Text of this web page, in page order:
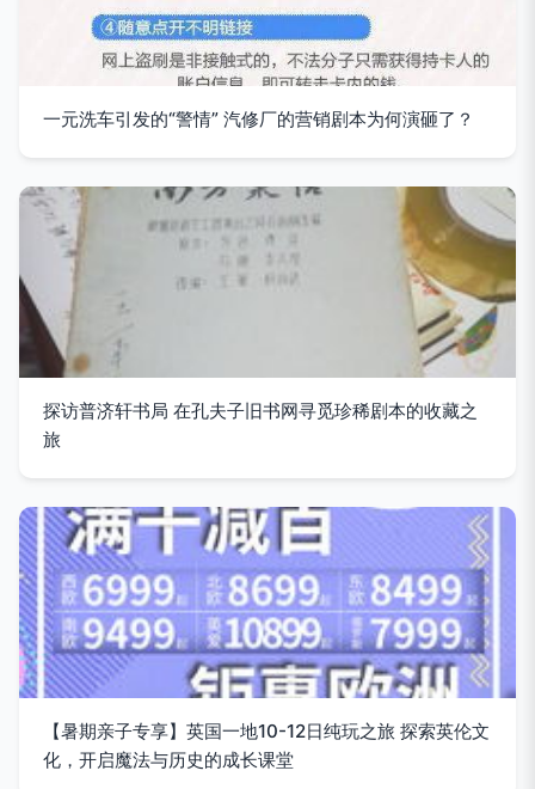
一元洗车引发的“警情” 汽修厂的营销剧本为何演砸了？
探访普济轩书局 在孔夫子旧书网寻觅珍稀剧本的收藏之
旅
【暑期亲子专享】英国一地10-12日纯玩之旅 探索英伦文
化，开启魔法与历史的成长课堂